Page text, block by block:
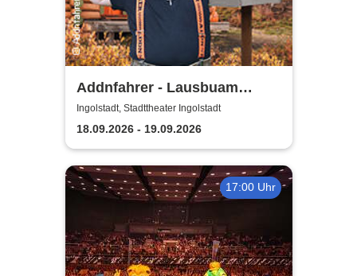
Addnfahrer - Lausbuam
Gschicht'n
Ingolstadt, Stadttheater Ingolstadt
18.09.2026 - 19.09.2026
17:00 Uhr